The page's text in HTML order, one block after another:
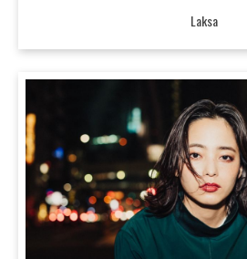
Laksa